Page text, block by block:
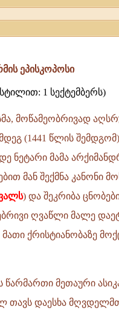
ეპისკოპოსი
1 სექტემბერს)
მოწამეობრივად
(1441 წლის
ნეტარი მამა
მან შექმნა კანონი
) და შეკრიბა
ღვაწლი მალე
ქრისტიანობაზე
მეთაური
თავს დაესხა